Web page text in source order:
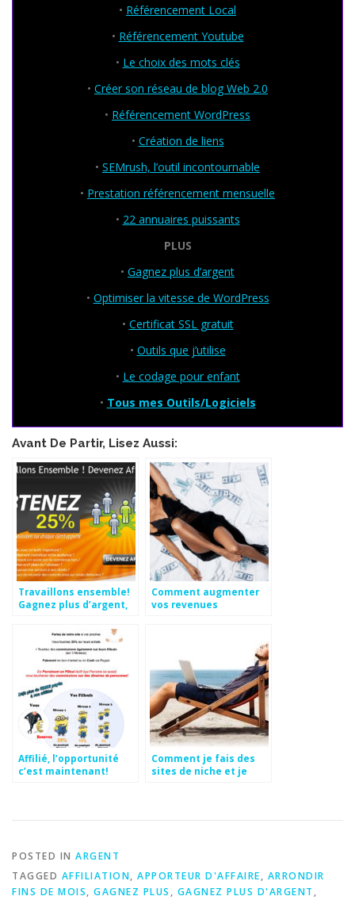
• Référencement Local
• Référencement Youtube
• Le choix des mots clés
• Créer son réseau de blog Web 2.0
• Référencement WordPress
• Création de liens
• SEMrush, l’outil incontournable
• Prestation référencement mensuelle
• 22 annuaires puissants
PLUS
• Gagnez plus d’argent
• Optimiser la vitesse de WordPress
• Certificat SSL gratuit
• Outils que j’utilise
• Le codage pour enfant
• Tous mes Outils/Logiciels
Avant De Partir, Lisez Aussi:
Travaillons ensemble!
Gagnez plus d’argent,
Comment augmenter
vos revenues
Affilié, l’opportunité
c’est maintenant!
Comment je fais des
sites de niche et je
POSTED IN ARGENT
TAGGED AFFILIATION, APPORTEUR D'AFFAIRE, ARRONDIR
FINS DE MOIS, GAGNEZ PLUS , GAGNEZ PLUS D'ARGENT ,